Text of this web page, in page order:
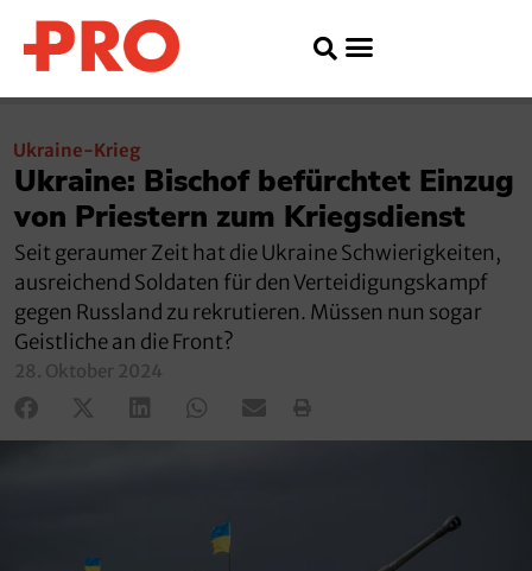
Ukraine-Krieg
Ukraine: Bischof befürchtet Einzug
von Priestern zum Kriegsdienst
Seit geraumer Zeit hat die Ukraine Schwierigkeiten,
ausreichend Soldaten für den Verteidigungskampf
gegen Russland zu rekrutieren. Müssen nun sogar
Geistliche an die Front?
28. Oktober 2024